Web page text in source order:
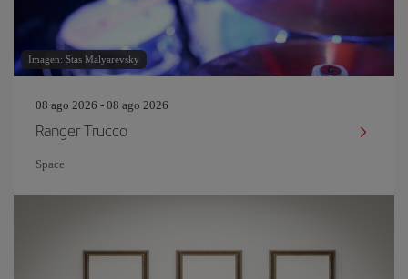
Imagen: Stas Malyarevsky
08 ago 2026 - 08 ago 2026
Ranger Trucco
Space